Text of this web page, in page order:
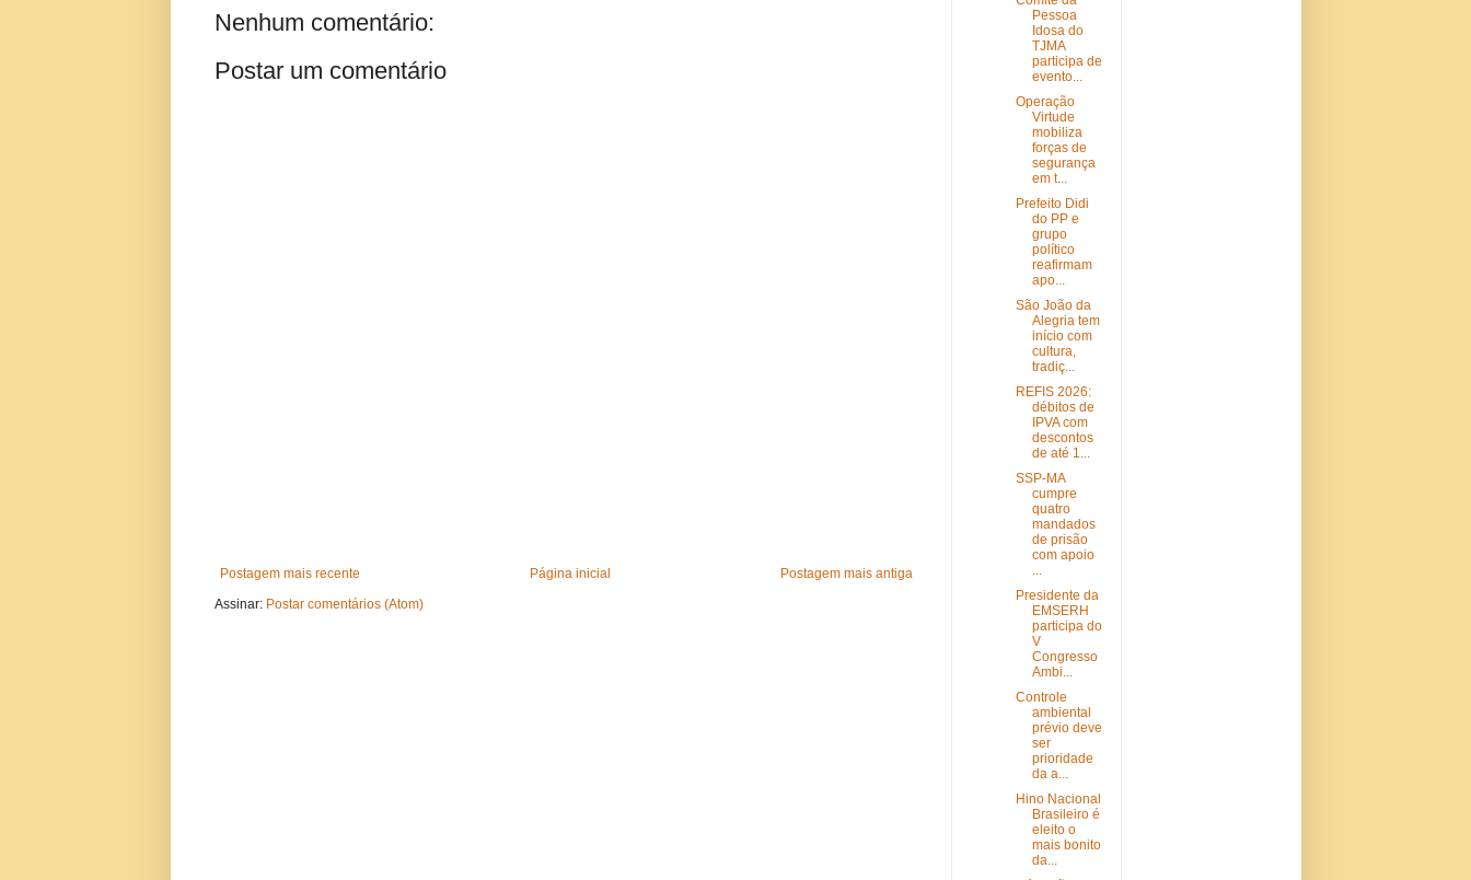
Nenhum comentário:
Postar um comentário
Postagem mais recente Postagem mais antiga
Página inicial
Assinar: Postar comentários (Atom)
Pessoa
Idosa do
TJMA
participa de
evento...
Operação
Virtude
mobiliza
forças de
segurança
em t...
Prefeito Didi
do PP e
grupo
político
reafirmam
apo...
São João da
Alegria tem
início com
cultura,
tradiç...
REFIS 2026:
débitos de
IPVA com
descontos
de até 1...
SSP-MA
cumpre
quatro
mandados
de prisão
com apoio
...
Presidente da
EMSERH
participa do
V
Congresso
Ambi...
Controle
ambiental
prévio deve
ser
prioridade
da a...
Hino Nacional
Brasileiro é
eleito o
mais bonito
da...